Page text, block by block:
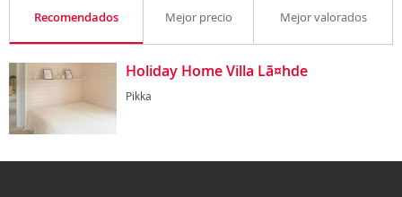
Recomendados Mejor precio Mejor valorados
Holiday Home Villa Lã¤hde
Pikka